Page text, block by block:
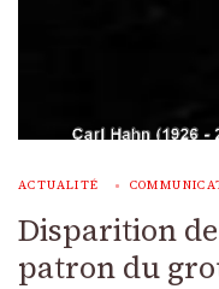
ACTUALITÉ
Disparition
patron du